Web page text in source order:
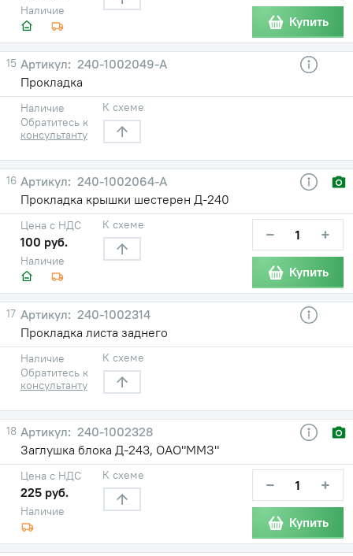
Наличие
Купить
15
240-1002049-А
Прокладка
Наличие
Обратитесь к
консультанту
К схеме
16
240-1002064-А
Прокладка крышки шестерен Д-240
Наличие
Цена с НДС
100 руб.
К схеме − +
Купить
17
240-1002314
Прокладка листа заднего
Наличие
Обратитесь к
консультанту
К схеме
18
240-1002328
Заглушка блока Д-243, ОАО"ММЗ"
Наличие
Цена с НДС
225 руб.
К схеме − +
Купить